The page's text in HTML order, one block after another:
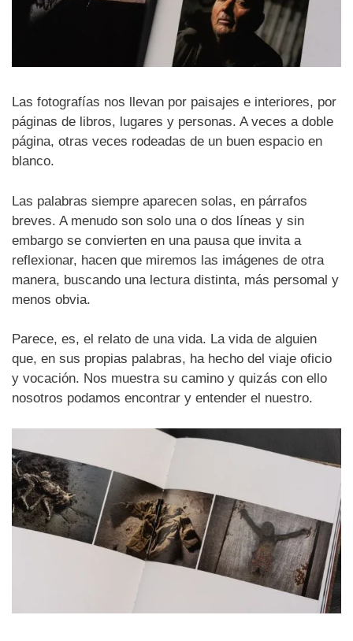
Las fotografías nos llevan por paisajes e interiores, por
páginas de libros, lugares y personas. A veces a doble
página, otras veces rodeadas de un buen espacio en
blanco.
Las palabras siempre aparecen solas, en párrafos
breves. A menudo son solo una o dos líneas y sin
embargo se convierten en una pausa que invita a
reflexionar, hacen que miremos las imágenes de otra
manera, buscando una lectura distinta, más persomal y
menos obvia.
Parece, es, el relato de una vida. La vida de alguien
que, en sus propias palabras, ha hecho del viaje oficio
y vocación. Nos muestra su camino y quizás con ello
nosotros podamos encontrar y entender el nuestro.